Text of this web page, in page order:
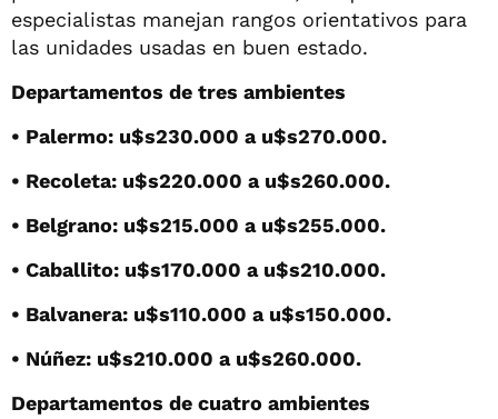
especialistas manejan rangos orientativos para
las unidades usadas en buen estado.
Departamentos de tres ambientes
• Palermo: u$s230.000 a u$s270.000.
• Recoleta: u$s220.000 a u$s260.000.
• Belgrano: u$s215.000 a u$s255.000.
• Caballito: u$s170.000 a u$s210.000.
• Balvanera: u$s110.000 a u$s150.000.
• Núñez: u$s210.000 a u$s260.000.
Departamentos de cuatro ambientes